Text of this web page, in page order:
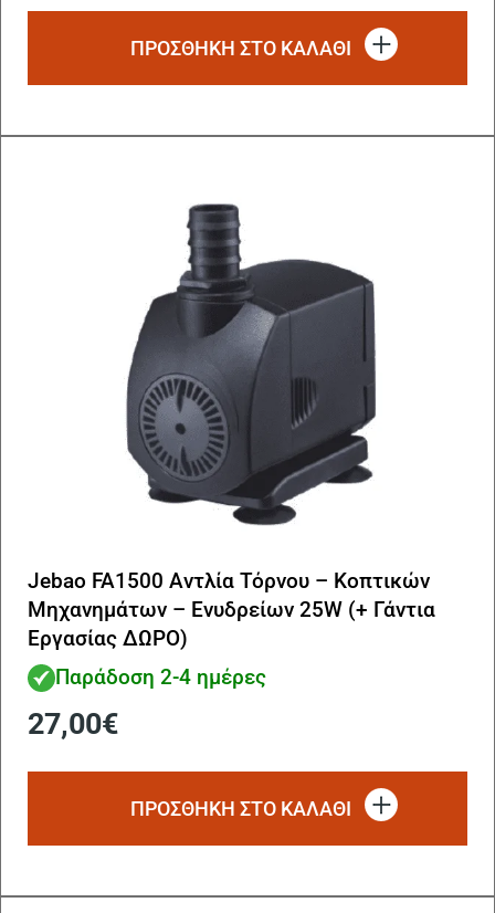
ΠΡΟΣΘΗΚΗ ΣΤΟ ΚΑΛΑΘΙ
Jebao FA1500 Αντλία Τόρνου – Κοπτικών
Μηχανημάτων – Ενυδρείων 25W (+ Γάντια
Εργασίας ΔΩΡΟ)
Παράδοση 2-4 ημέρες
27,00€
ΠΡΟΣΘΗΚΗ ΣΤΟ ΚΑΛΑΘΙ